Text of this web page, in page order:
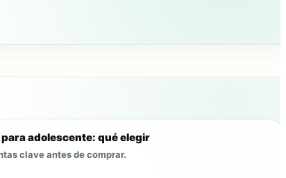
adolescente: qué elegir
clave antes de comprar.